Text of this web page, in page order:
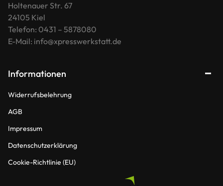
Holtenauer Str. 67
24105 Kiel
Telefon: 0431 – 5878080
E-Mail: info@xpresswerkstatt.de
Informationen
Widerrufsbelehrung
AGB
Impressum
Datenschutzerklärung
Cookie-Richtlinie (EU)